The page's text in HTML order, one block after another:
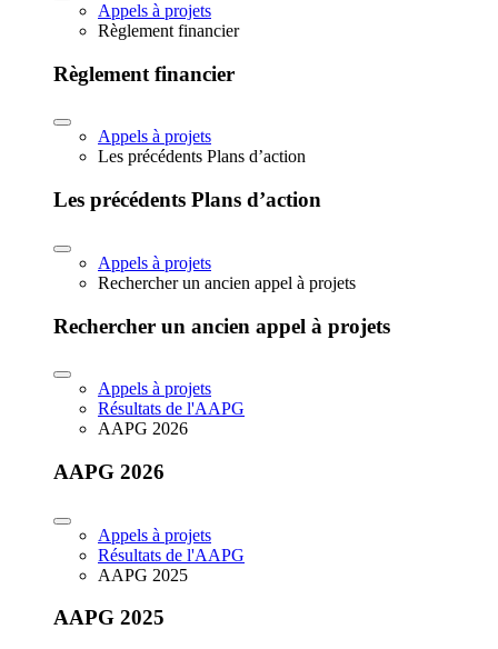
Appels à projets
Règlement financier
Règlement financier
Appels à projets
Les précédents Plans d’action
Les précédents Plans d’action
Appels à projets
Rechercher un ancien appel à projets
Rechercher un ancien appel à projets
Appels à projets
Résultats de l'AAPG
AAPG 2026
AAPG 2026
Appels à projets
Résultats de l'AAPG
AAPG 2025
AAPG 2025